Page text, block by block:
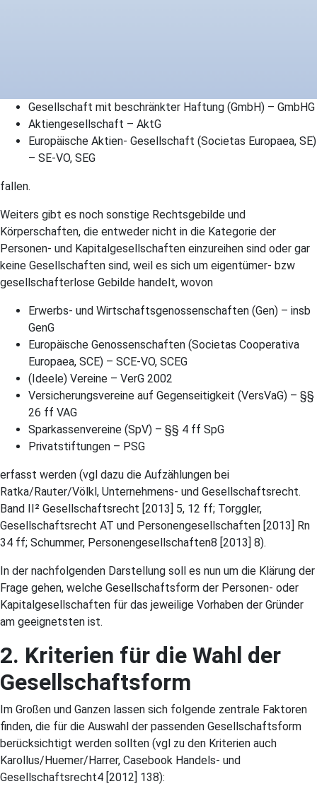
Gesellschaft mit beschränkter Haftung (GmbH) – GmbHG
Aktiengesellschaft – AktG
Europäische Aktien- Gesellschaft (Societas Europaea, SE)
– SE-VO, SEG
fallen.
Weiters gibt es noch sonstige Rechtsgebilde und
Körperschaften, die entweder nicht in die Kategorie der
Personen- und Kapitalgesellschaften einzureihen sind oder gar
keine Gesellschaften sind, weil es sich um eigentümer- bzw
gesellschafterlose Gebilde handelt, wovon
Erwerbs- und Wirtschaftsgenossenschaften (Gen) – insb
GenG
Europäische Genossenschaften (Societas Cooperativa
Europaea, SCE) – SCE-VO, SCEG
(Ideele) Vereine – VerG 2002
Versicherungsvereine auf Gegenseitigkeit (VersVaG) – §§
26 ff VAG
Sparkassenvereine (SpV) – §§ 4 ff SpG
Privatstiftungen – PSG
erfasst werden (vgl dazu die Aufzählungen bei
Ratka/Rauter/Völkl, Unternehmens- und Gesellschaftsrecht.
Band II² Gesellschaftsrecht [2013] 5, 12 ff; Torggler,
Gesellschaftsrecht AT und Personengesellschaften [2013] Rn
34 ff; Schummer, Personengesellschaften8 [2013] 8).
In der nachfolgenden Darstellung soll es nun um die Klärung der
Frage gehen, welche Gesellschaftsform der Personen- oder
Kapitalgesellschaften für das jeweilige Vorhaben der Gründer
am geeignetsten ist.
2. Kriterien für die Wahl der
Gesellschaftsform
Im Großen und Ganzen lassen sich folgende zentrale Faktoren
finden, die für die Auswahl der passenden Gesellschaftsform
berücksichtigt werden sollten (vgl zu den Kriterien auch
Karollus/Huemer/Harrer, Casebook Handels- und
Gesellschaftsrecht4 [2012] 138):